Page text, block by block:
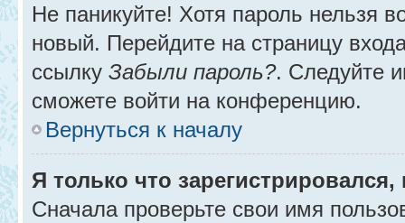
Не паникуйте! Хотя пароль нельзя
новый. Перейдите на страницу
ссылку Забыли пароль?. Следуйте
сможете войти на конференцию.
Вернуться к началу
Я только что
Сначала проверьте свои имя